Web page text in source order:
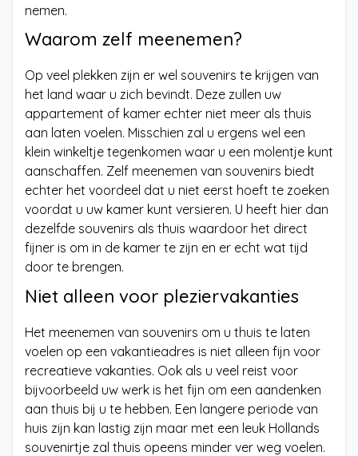
nemen.
Waarom zelf meenemen?
Op veel plekken zijn er wel souvenirs te krijgen van
het land waar u zich bevindt. Deze zullen uw
appartement of kamer echter niet meer als thuis
aan laten voelen. Misschien zal u ergens wel een
klein winkeltje tegenkomen waar u een molentje kunt
aanschaffen. Zelf meenemen van souvenirs biedt
echter het voordeel dat u niet eerst hoeft te zoeken
voordat u uw kamer kunt versieren. U heeft hier dan
dezelfde souvenirs als thuis waardoor het direct
fijner is om in de kamer te zijn en er echt wat tijd
door te brengen.
Niet alleen voor pleziervakanties
Het meenemen van souvenirs om u thuis te laten
voelen op een vakantieadres is niet alleen fijn voor
recreatieve vakanties. Ook als u veel reist voor
bijvoorbeeld uw werk is het fijn om een aandenken
aan thuis bij u te hebben. Een langere periode van
huis zijn kan lastig zijn maar met een leuk Hollands
souvenirtje zal thuis opeens minder ver weg voelen.